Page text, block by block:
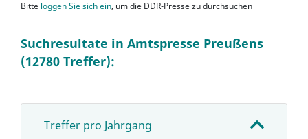
Bitte loggen Sie sich ein, um die DDR-Presse zu durchsuchen
Suchresultate in Amtspresse Preußens
(12780 Treffer):
Treffer pro Jahrgang